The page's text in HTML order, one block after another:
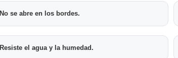
No se abre en los bordes.
Resiste el agua y la humedad.